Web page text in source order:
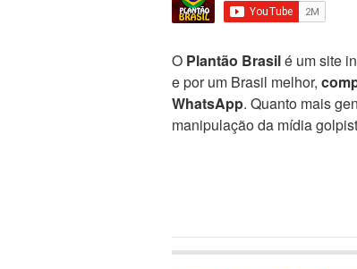
O Plantão Brasilé um site
e por um Brasil melhor,
WhatsApp. Quanto mais
manipulação da mídia